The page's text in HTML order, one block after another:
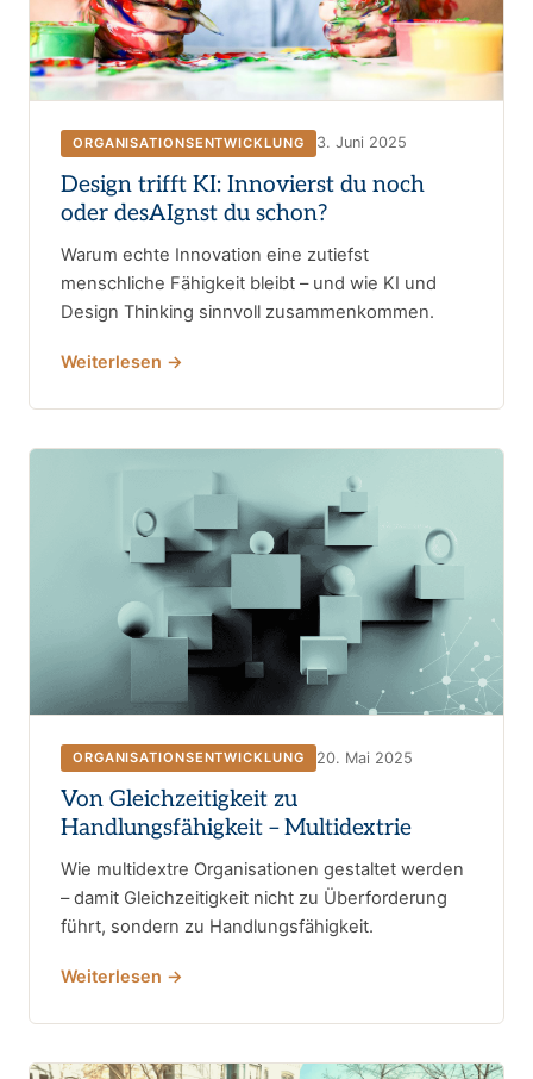
ORGANISATIONSENTWICKLUNG 3. Juni 2025
Design trifft KI: Innovierst du noch
oder desAIgnst du schon?
Warum echte Innovation eine zutiefst
menschliche Fähigkeit bleibt – und wie KI und
Design Thinking sinnvoll zusammenkommen.
Weiterlesen →
ORGANISATIONSENTWICKLUNG 20. Mai 2025
Von Gleichzeitigkeit zu
Handlungsfähigkeit – Multidextrie
Wie multidextre Organisationen gestaltet werden
– damit Gleichzeitigkeit nicht zu Überforderung
führt, sondern zu Handlungsfähigkeit.
Weiterlesen →